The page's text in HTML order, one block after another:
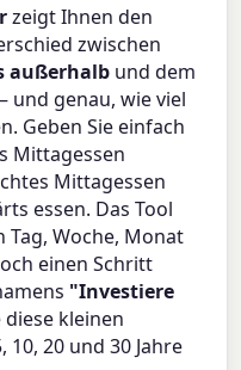
zeigt Ihnen den
zwischen
außerhalb und dem
und genau, wie viel
Geben Sie einfach
Mittagessen
Mittagessen
essen. Das Tool
Tag, Woche, Monat
einen Schritt
"Investiere
diese kleinen
20 und 30 Jahre